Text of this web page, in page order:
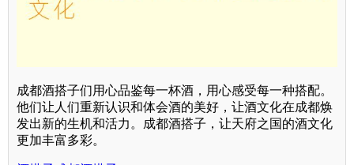
成都酒搭子们用心品鉴每一杯酒，用心感受每一种搭配。
他们让人们重新认识和体会酒的美好，让酒文化在成都焕
发出新的生机和活力。成都酒搭子，让天府之国的酒文化
更加丰富多彩。